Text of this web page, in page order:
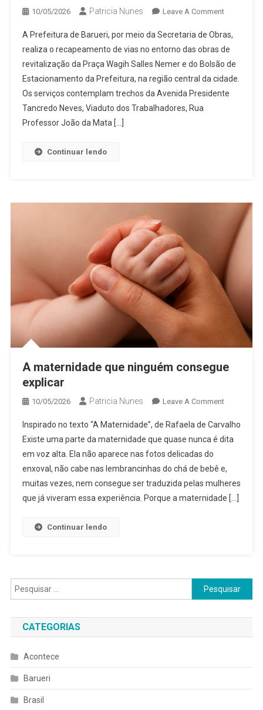
10/05/2026 Patricia Nunes Leave A CommentOn
Avança
Com
No
Centro
A Prefeitura de Barueri, por meio da Secretaria de Obras,
realiza o recapeamento de vias no entorno das obras de
revitalização da Praça Wagih Salles Nemer e do Bolsão de
Estacionamento da Prefeitura, na região central da cidade.
Os serviços contemplam trechos da Avenida Presidente
Tancredo Neves, Viaduto dos Trabalhadores, Rua
Professor João da Mata […]
Continuar lendo
A maternidade que ninguém consegue
explicar
10/05/2026 Patricia Nunes Leave A CommentOn
Que
Consegue
Explicar
Inspirado no texto “A Maternidade”, de Rafaela de Carvalho
Existe uma parte da maternidade que quase nunca é dita
em voz alta. Ela não aparece nas fotos delicadas do
enxoval, não cabe nas lembrancinhas do chá de bebê e,
muitas vezes, nem consegue ser traduzida pelas mulheres
que já viveram essa experiência. Porque a maternidade […]
Continuar lendo
Pesquisar
por:
CATEGORIAS
Acontece
Barueri
Brasil